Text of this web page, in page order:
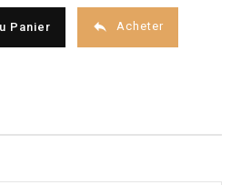
Panier  Acheter